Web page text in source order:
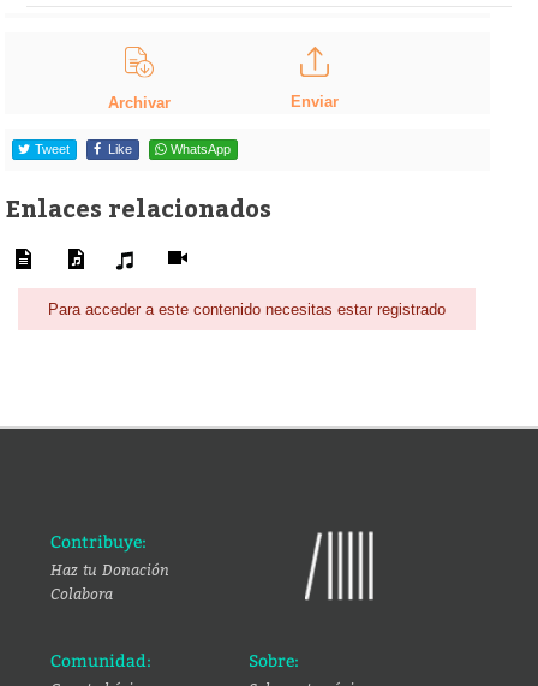
Archivar Enviar
Tweet Like WhatsApp
Enlaces relacionados
Para acceder a este contenido necesitas estar registrado
Contribuye:
Haz tu Donación
Colabora
Comunidad: Sobre: